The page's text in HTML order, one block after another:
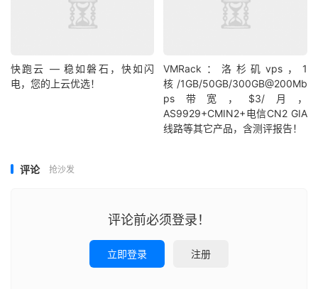
快跑云 — 稳如磐石，快如闪
电，您的上云优选！
VMRack：洛杉矶vps，1
核/1GB/50GB/300GB@200Mb
ps带宽，$3/月，
AS9929+CMIN2+电信CN2 GIA
线路等其它产品，含测评报告！
评论 抢沙发
评论前必须登录！
立即登录 注册